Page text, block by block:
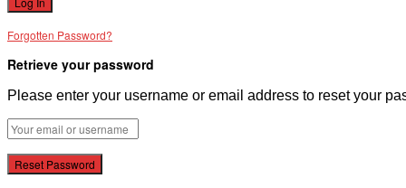
Forgotten Password?
Retrieve your password
Please enter your username or email address to reset your